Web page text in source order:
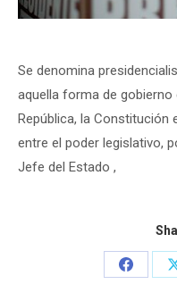
Se denomina
aquella forma de
República, la Constitución
entre el poder legislativo,
Jefe del Estado ,
Share